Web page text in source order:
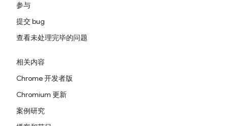
参与
提交 bug
查看未处理完毕的问题
相关内容
Chrome 开发者版
Chromium 更新
案例研究